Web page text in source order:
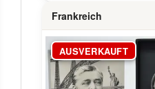
Frankreich
AUSVERKAUFT